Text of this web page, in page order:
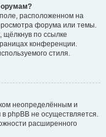
расположенном на
форума или темы.
по ссылке
конференции.
стиля.
неопределённым и
phpBB не осуществляется.
расширенного